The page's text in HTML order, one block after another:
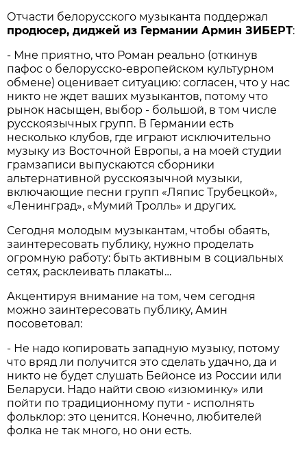
Отчасти белорусского музыканта поддержал
продюсер, диджей из Германии Армин ЗИБЕРТ:
- Мне приятно, что Роман реально (откинув
пафос о белорусско-европейском культурном
обмене) оценивает ситуацию: согласен, что у нас
никто не ждет ваших музыкантов, потому что
рынок насыщен, выбор - большой, в том числе
русскоязычных групп. В Германии есть
несколько клубов, где играют исключительно
музыку из Восточной Европы, а на моей студии
грамзаписи выпускаются сборники
альтернативной русскоязычной музыки,
включающие песни групп «Ляпис Трубецкой»,
«Ленинград», «Мумий Тролль» и других.
Сегодня молодым музыкантам, чтобы обаять,
заинтересовать публику, нужно проделать
огромную работу: быть активным в социальных
сетях, расклеивать плакаты…
Акцентируя внимание на том, чем сегодня
можно заинтересовать публику, Амин
посоветовал:
- Не надо копировать западную музыку, потому
что вряд ли получится это сделать удачно, да и
никто не будет слушать Бейонсе из России или
Беларуси. Надо найти свою «изюминку» или
пойти по традиционному пути - исполнять
фольклор: это ценится. Конечно, любителей
фолка не так много, но они есть.